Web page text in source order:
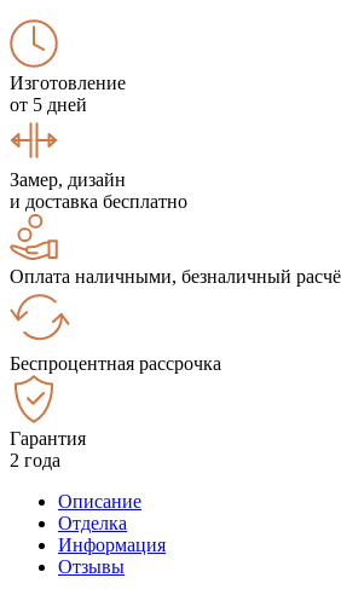
Изготовление
от 5 дней
Замер, дизайн
и доставка бесплатно
Оплата наличными, безналичный
Беспроцентная рассрочка
Гарантия
2 года
Описание
Отделка
Информация
Отзывы